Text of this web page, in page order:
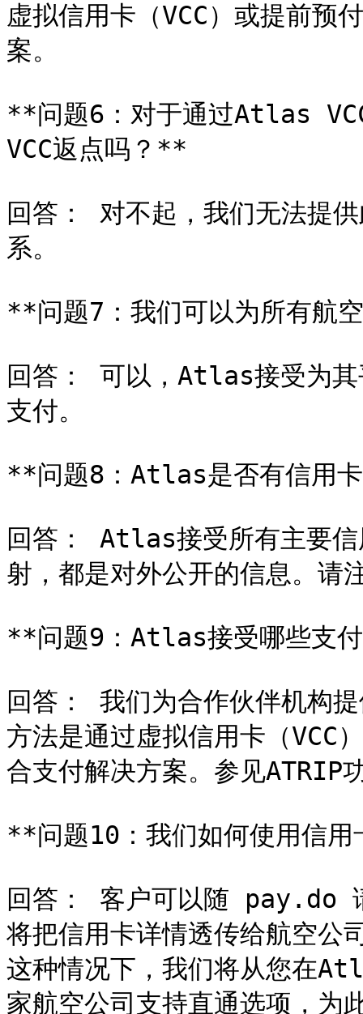
虚拟信用卡（VCC）或提前预
案。
**问题6：对于通过Atlas
VCC返点吗？**
回答： 对不起，我们无法提
系。
**问题7：我们可以为所有航
回答： 可以，Atlas接受为其
支付。
**问题8：Atlas是否有信用
回答： Atlas接受所有主要信
射，都是对外公开的信息。请
**问题9：Atlas接受哪些支
回答： 我们为合作伙伴机构
方法是通过虚拟信用卡（VCC
合支付解决方案。参见ATRIP
**问题10：我们如何使用信
回答： 客户可以随 pay.do
将把信用卡详情透传给航空公
这种情况下，我们将从您在
家航空公司支持直通选项，为